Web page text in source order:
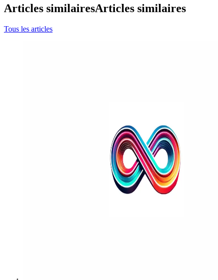
Articles similairesArticles similaires
Tous les articles